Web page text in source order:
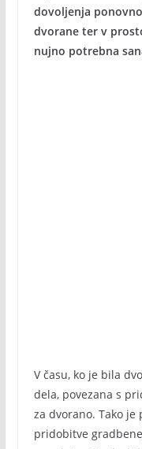
dovoljenja
dvorane ter v
nujno potrebna
V času, ko je bila
dela, povezana s
za dvorano. Tako je
pridobitve